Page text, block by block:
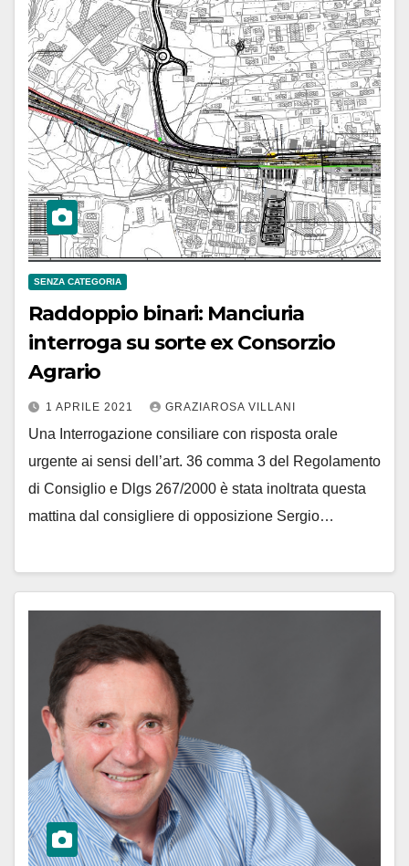
SENZA CATEGORIA
Raddoppio binari: Manciuria
interroga su sorte ex Consorzio
Agrario
1 APRILE 2021 GRAZIAROSA VILLANI
Una Interrogazione consiliare con risposta orale
urgente ai sensi dell’art. 36 comma 3 del Regolamento
di Consiglio e Dlgs 267/2000 è stata inoltrata questa
mattina dal consigliere di opposizione Sergio…